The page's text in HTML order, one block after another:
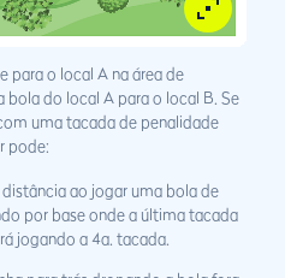
para o local A na área de
bola do local A para o local B. Se
uma tacada de penalidade
pode:
ao jogar uma bola de
por base onde a última tacada
jogando a 4a. tacada.